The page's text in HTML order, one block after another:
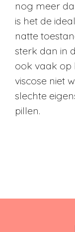
nog meer
is het de
natte
sterk dan in
ook vaak op
viscose niet
slechte
pillen.